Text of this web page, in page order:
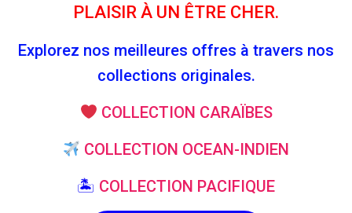
PLAISIR À UN ÊTRE CHER.
Explorez nos meilleures offres à travers nos
collections originales.
COLLECTION CARAÏBES
COLLECTION OCEAN-INDIEN
🏝 COLLECTION PACIFIQUE